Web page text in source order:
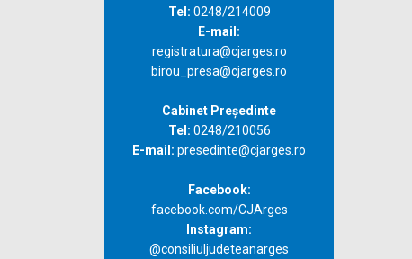
Tel: 0248/214009
E-mail:
registratura@cjarges.ro
birou_presa@cjarges.ro
Cabinet Președinte
Tel: 0248/210056
E-mail: presedinte@cjarges.ro
Facebook:
facebook.com/CJArges
Instagram:
@consiliuljudeteanarges